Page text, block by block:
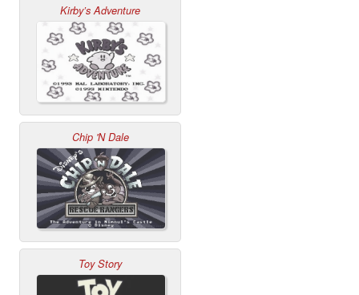
Kirby’s Adventure
Chip 'N Dale
Toy Story